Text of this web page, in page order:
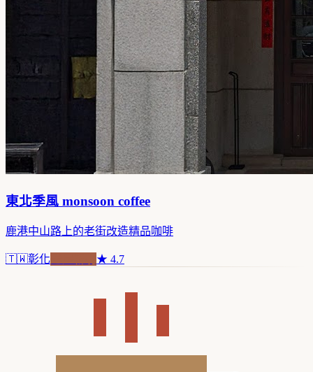
東北季風 monsoon coffee
鹿港中山路上的老街改造精品咖啡
🇹🇼彰化 ★ 4.7